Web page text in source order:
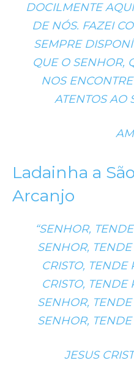
DOCILMENTE
DE NÓS. FAZEI
SEMPRE
QUE O SENHOR,
NOS
ATENTOS AO
Ladainha a
Arcanjo
“SENHOR,
SENHOR,
CRISTO,
CRISTO,
SENHOR,
SENHOR,
JESUS